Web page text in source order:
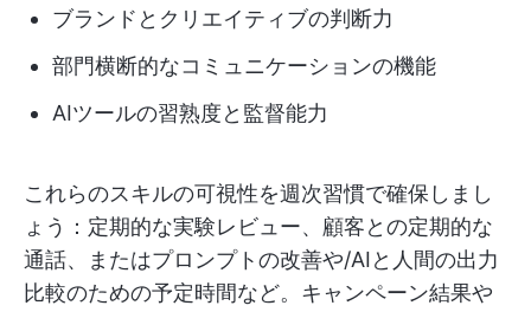
ブランドとクリエイティブの判断力
部門横断的なコミュニケーションの機能
AIツールの習熟度と監督能力
これらのスキルの可視性を週次習慣で確保しまし
ょう：定期的な実験レビュー、顧客との定期的な
通話、またはプロンプトの改善や/AIと人間の出力
比較のための予定時間など。キャンペーン結果や